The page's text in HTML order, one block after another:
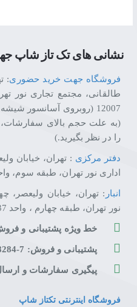
نشانی های تک تاز شاپ
فروشگاه جهت خرید حضوری:
طالقانی، مجتمع تجاری نور
12007 (روبروی آسانسور شیشه ای)
را در نظر بگیرید.)
دفتر مرکزی : تهران، خیابان
اداری نور تهران، طبقه سوم، واحد
انبار : تهران، خیابان ولیعصر،
نور تهران، طبقه چهارم ، واحد 12037
خط ویژه پشتیبانی و فروش: 57129-
پشتیبانی و فروش: 7-88228284-021
پیگیری سفارشات و ارسال و
فروشگاه اینترنتی تکتاز شاپ